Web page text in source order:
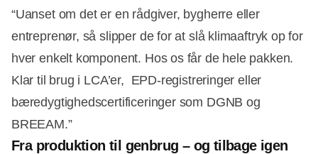
“Uanset om det er en rådgiver, bygherre eller
entreprenør, så slipper de for at slå klimaaftryk op for
hver enkelt komponent. Hos os får de hele pakken.
Klar til brug i LCA’er, EPD-registreringer eller
bæredygtighedscertificeringer som DGNB og
BREEAM.”
Fra produktion til genbrug – og tilbage igen